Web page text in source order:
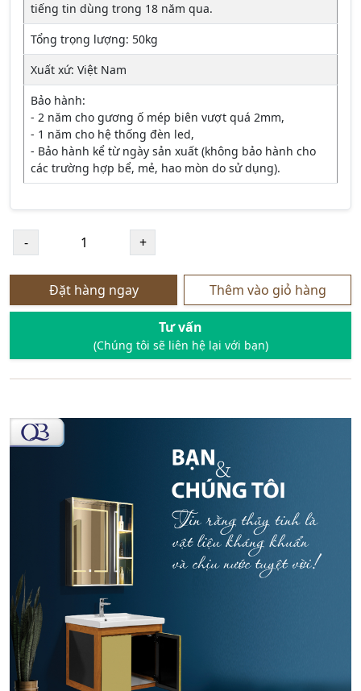
tiếng tin dùng trong 18 năm qua.
Tổng trọng lượng: 50kg
Xuất xứ: Việt Nam
Bảo hành:
- 2 năm cho gương ố mép biên vượt quá 2mm,
- 1 năm cho hệ thống đèn led,
- Bảo hành kể từ ngày sản xuất (không bảo hành cho
các trường hợp bể, mẻ, hao mòn do sử dụng).
Đặt hàng ngay Thêm vào giỏ hàng
Tư vấn
(Chúng tôi sẽ liên hệ lại với bạn)